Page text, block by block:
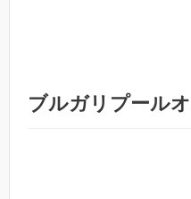
ブルガリプール